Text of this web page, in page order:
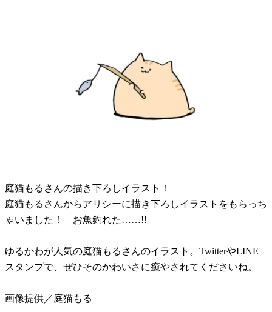
庭猫もるさんの描き下ろしイラスト！
庭猫もるさんからアリシーに描き下ろしイラストをもらっち
ゃいました！ お魚釣れた……!!
ゆるかわが人気の庭猫もるさんのイラスト。TwitterやLINE
スタンプで、ぜひそのかわいさに癒やされてくださいね。
画像提供／庭猫もる